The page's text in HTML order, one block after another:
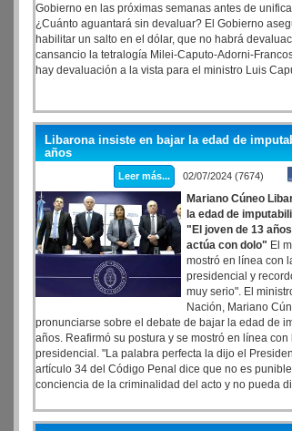
Gobierno en las próximas semanas antes de
¿Cuánto aguantará sin devaluar? El Gobierno
habilitar un salto en el dólar, que no habrá
cansancio la tetralogía Milei-Caputo-Adorni-
hay devaluación a la vista para el ministro Luis
Libarona insiste en bajar la edad de
años
Leer más... 02/07/2024 (7674)
Mariano Cúneo
la edad de
"El joven de 13
actúa con dolo" El
mostró en línea con
presidencial y
muy serio". El
Nación, Mariano
pronunciarse sobre el debate de bajar la edad de
años. Reafirmó su postura y se mostró en línea con
presidencial. "La palabra perfecta la dijo el
artículo 34 del Código Penal dice que no es
conciencia de la criminalidad del acto y no pueda